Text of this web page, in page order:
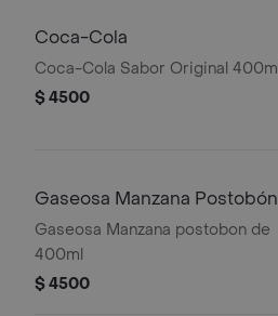
Coca-Cola
Coca-Cola Sabor Original
$ 4500
Gaseosa Manzana Postobón
Gaseosa Manzana postobon de
400ml
$ 4500